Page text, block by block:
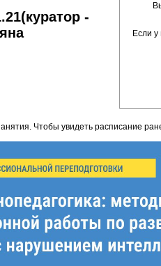
-
Если
Чтобы увидеть расписание